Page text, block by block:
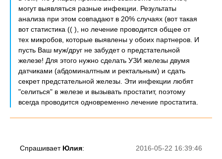
могут выявляться разные инфекции. Результаты
анализа при этом совпадают в 20% случаях (вот такая
вот статистика (( ), но лечение проводится общее от
тех микробов, которые выявлены у обоих партнеров. И
пусть Ваш муж/друг не забудет о предстательной
железе! Для этого нужно сделать УЗИ железы двумя
датчиками (абдоминалтным и ректальным) и сдать
секрет предстательной железы. Эти инфекции любят
"селиться" в железе и вызывать простатит, поэтому
всегда проводится одновременно лечение простатита.
2016-05-22 16:39:46
Спрашивает Юлия: